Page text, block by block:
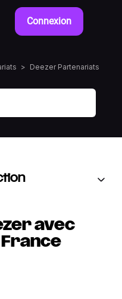
Connexion
Deezer Partenariats
avec
France